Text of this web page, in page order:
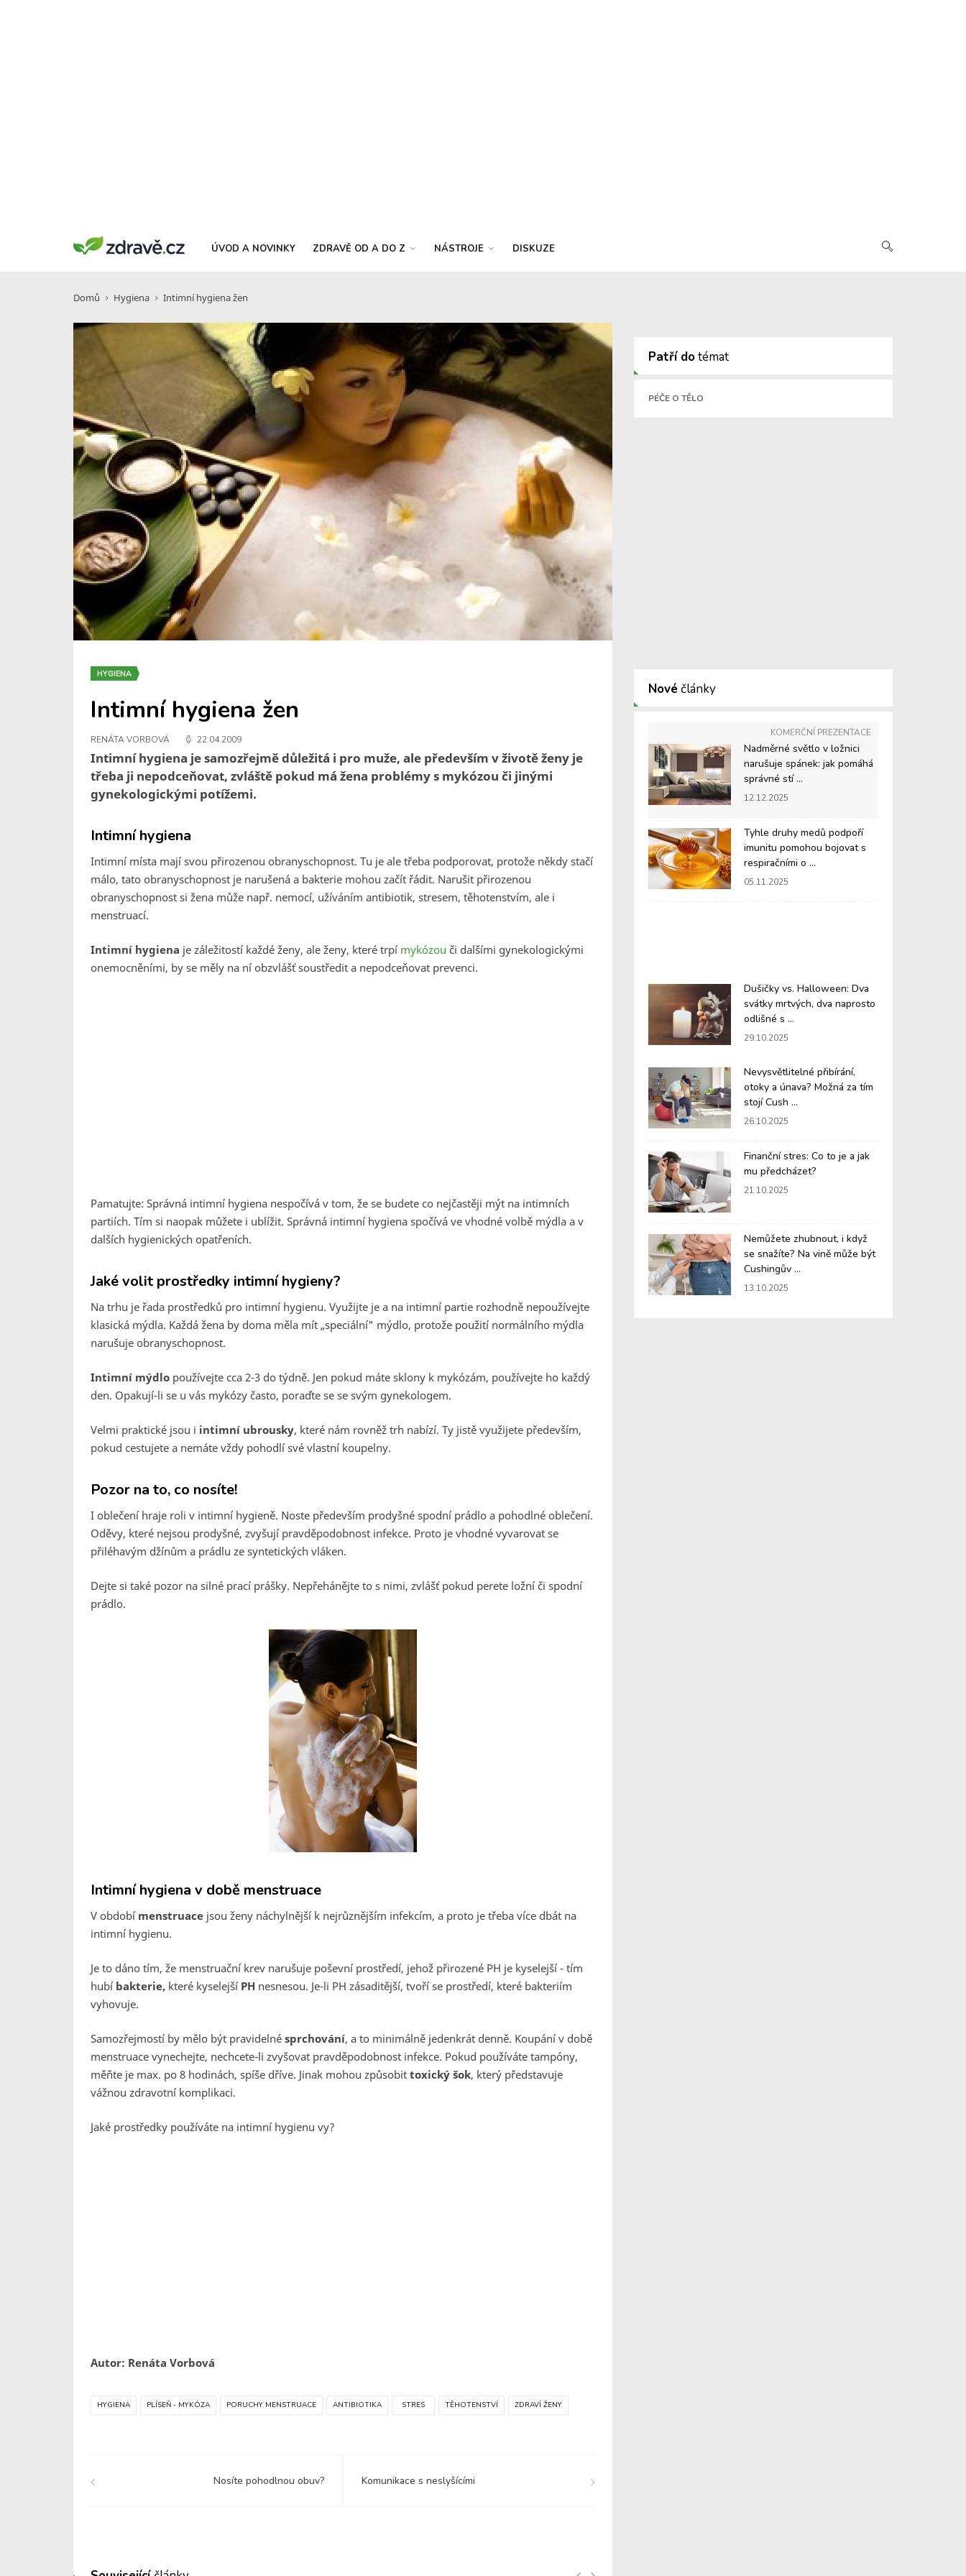
ÚVOD A NOVINKY ZDRAVĚ OD A DO Z NÁSTROJE DISKUZE
Domů Hygiena Intimní hygiena žen
HYGIENA
Intimní hygiena žen
RENÁTA VORBOVÁ 22.04.2009
Intimní hygiena je samozřejmě důležitá i pro muže, ale především v životě ženy je
třeba ji nepodceňovat, zvláště pokud má žena problémy s mykózou či jinými
gynekologickými potížemi.
Intimní hygiena
Intimní místa mají svou přirozenou obranyschopnost. Tu je ale třeba podporovat, protože někdy stačí
málo, tato obranyschopnost je narušená a bakterie mohou začít řádit. Narušit přirozenou
obranyschopnost si žena může např. nemocí, užíváním antibiotik, stresem, těhotenstvím, ale i
menstruací.
Intimní hygiena je záležitostí každé ženy, ale ženy, které trpí mykózou či dalšími gynekologickými
onemocněními, by se měly na ní obzvlášť soustředit a nepodceňovat prevenci.
Pamatujte: Správná intimní hygiena nespočívá v tom, že se budete co nejčastěji mýt na intimních
partiích. Tím si naopak můžete i ublížit. Správná intimní hygiena spočívá ve vhodné volbě mýdla a v
dalších hygienických opatřeních.
Jaké volit prostředky intimní hygieny?
Na trhu je řada prostředků pro intimní hygienu. Využijte je a na intimní partie rozhodně nepoužívejte
klasická mýdla. Každá žena by doma měla mít „speciální" mýdlo, protože použití normálního mýdla
narušuje obranyschopnost.
Intimní mýdlo používejte cca 2-3 do týdně. Jen pokud máte sklony k mykózám, používejte ho každý
den. Opakují-li se u vás mykózy často, poraďte se se svým gynekologem.
Velmi praktické jsou i intimní ubrousky, které nám rovněž trh nabízí. Ty jistě využijete především,
pokud cestujete a nemáte vždy pohodlí své vlastní koupelny.
Pozor na to, co nosíte!
I oblečení hraje roli v intimní hygieně. Noste především prodyšné spodní prádlo a pohodlné oblečení.
Oděvy, které nejsou prodyšné, zvyšují pravděpodobnost infekce. Proto je vhodné vyvarovat se
přiléhavým džínům a prádlu ze syntetických vláken.
Dejte si také pozor na silné prací prášky. Nepřehánějte to s nimi, zvlášť pokud perete ložní či spodní
prádlo.
Intimní hygiena v době menstruace
V období menstruace jsou ženy náchylnější k nejrůznějším infekcím, a proto je třeba více dbát na
intimní hygienu.
Je to dáno tím, že menstruační krev narušuje poševní prostředí, jehož přirozené PH je kyselejší - tím
hubí bakterie, které kyselejší PH nesnesou. Je-li PH zásaditější, tvoří se prostředí, které bakteriím
vyhovuje.
Samozřejmostí by mělo být pravidelné sprchování, a to minimálně jedenkrát denně. Koupání v době
menstruace vynechejte, nechcete-li zvyšovat pravděpodobnost infekce. Pokud používáte tampóny,
měňte je max. po 8 hodinách, spíše dříve. Jinak mohou způsobit toxický šok, který představuje
vážnou zdravotní komplikaci.
Jaké prostředky používáte na intimní hygienu vy?
Autor: Renáta Vorbová
HYGIENA PLÍSEŇ - MYKÓZA PORUCHY MENSTRUACE ANTIBIOTIKA STRES TĚHOTENSTVÍ ZDRAVÍ ŽENY
Nosíte pohodlnou obuv? Komunikace s neslyšícími
Patří dotémat
PÉČE O TĚLO
Nové články
KOMERČNÍ PREZENTACE
Nadměrné světlo v ložnici
narušuje spánek: jak pomáhá
správné stí ...
12.12.2025
Tyhle druhy medů podpoří
imunitu pomohou bojovat s
respiračními o ...
05.11.2025
Dušičky vs. Halloween: Dva
svátky mrtvých, dva naprosto
odlišné s ...
29.10.2025
Nevysvětlitelné přibírání,
otoky a únava? Možná za tím
stojí Cush ...
26.10.2025
Finanční stres: Co to je a jak
mu předcházet?
21.10.2025
Nemůžete zhubnout, i když
se snažíte? Na vině může být
Cushingův ...
13.10.2025